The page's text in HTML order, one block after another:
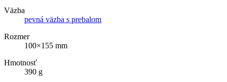
Väzba
pevná väzba s prebalom
Rozmer
100×155 mm
Hmotnosť
390 g